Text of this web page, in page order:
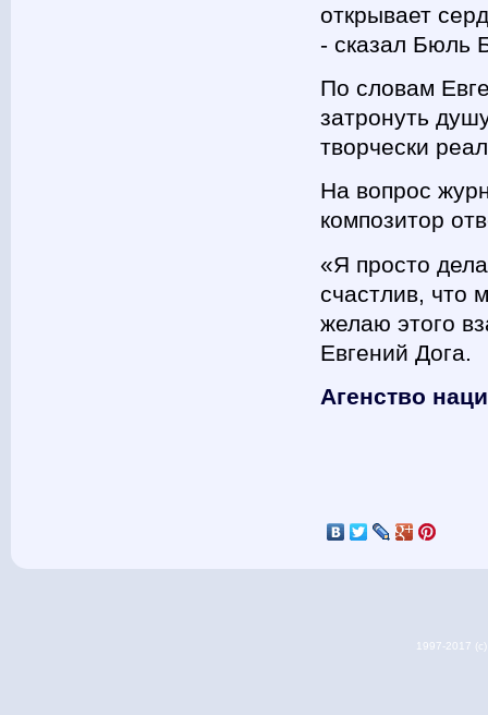
открывает
- сказал Бюль
По словам
затронуть
творчески
На вопрос
композитор
«Я просто
счастлив, что
желаю этого
Евгений Дога.
Агенство
1997-2017